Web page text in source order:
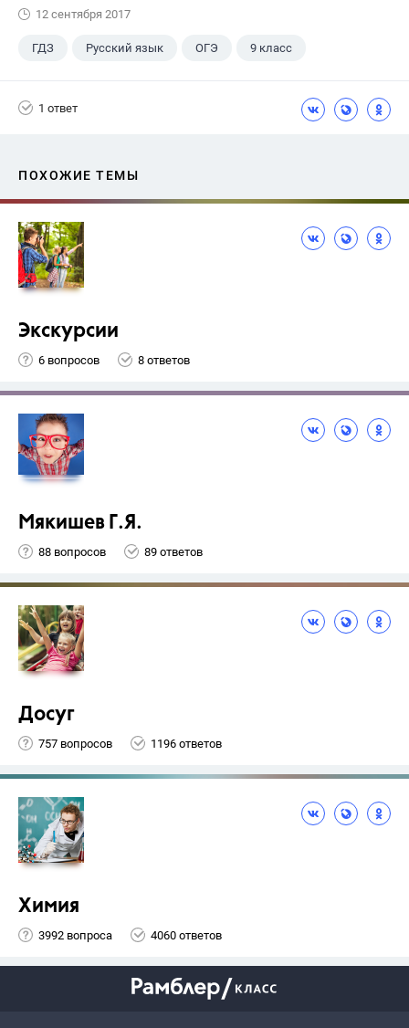
12 сентября 2017
ГДЗ Русский язык ОГЭ 9 класс
1 ответ
ПОХОЖИЕ ТЕМЫ
Экскурсии
6 вопросов 8 ответов
Мякишев Г.Я.
88 вопросов 89 ответов
Досуг
757 вопросов 1196 ответов
Химия
3992 вопроса 4060 ответов